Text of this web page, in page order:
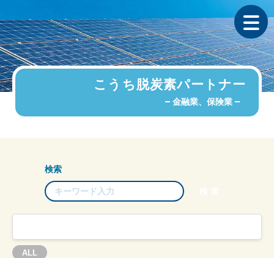
こうち脱炭素パートナー
金融業、保険業
検索
ALL